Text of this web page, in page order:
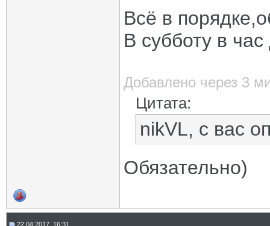
Всё в
В субботу в
Добавлено через 3
Цитата:
nikVL, с вас
Обязательно)
22.04.2017, 16:31